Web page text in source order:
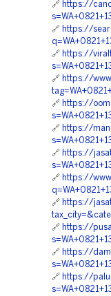
🔗 https://
🔗 https://
🔗 https://
🔗 https://
🔗 https://
🔗 https://
🔗 https://
🔗 https://
🔗 https://
🔗 https://
🔗 https://
🔗 https://